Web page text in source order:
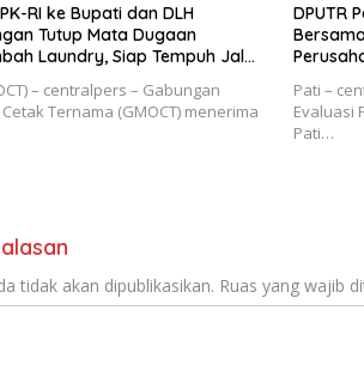
RI ke Bupati dan DLH
Tutup Mata Dugaan
Laundry, Siap Tempuh Jalur
– centralpers – Gabungan
Ternama (GMOCT) menerima
DPUTR
Pati –
Evaluasi
Pati…
tidak akan dipublikasikan. Ruas yang wajib